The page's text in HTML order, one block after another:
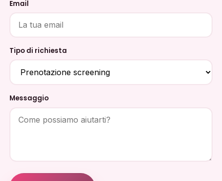
Email
Tipo di richiesta
Messaggio